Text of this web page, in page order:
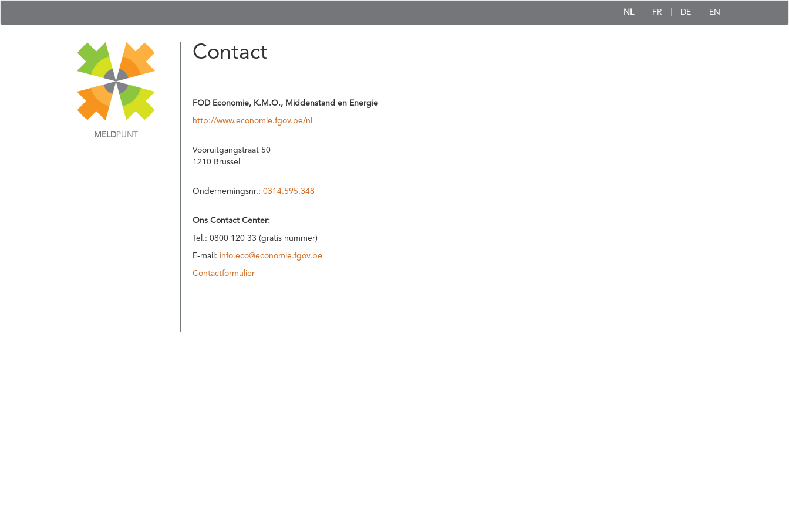
NL FR DE EN
MELDPUNT
Contact
FOD Economie, K.M.O., Middenstand en Energie
http://www.economie.fgov.be/nl
Vooruitgangstraat 50
1210 Brussel
Ondernemingsnr.: 0314.595.348
Ons Contact Center:
Tel.: 0800 120 33 (gratis nummer)
E-mail: info.eco@economie.fgov.be
Contactformulier